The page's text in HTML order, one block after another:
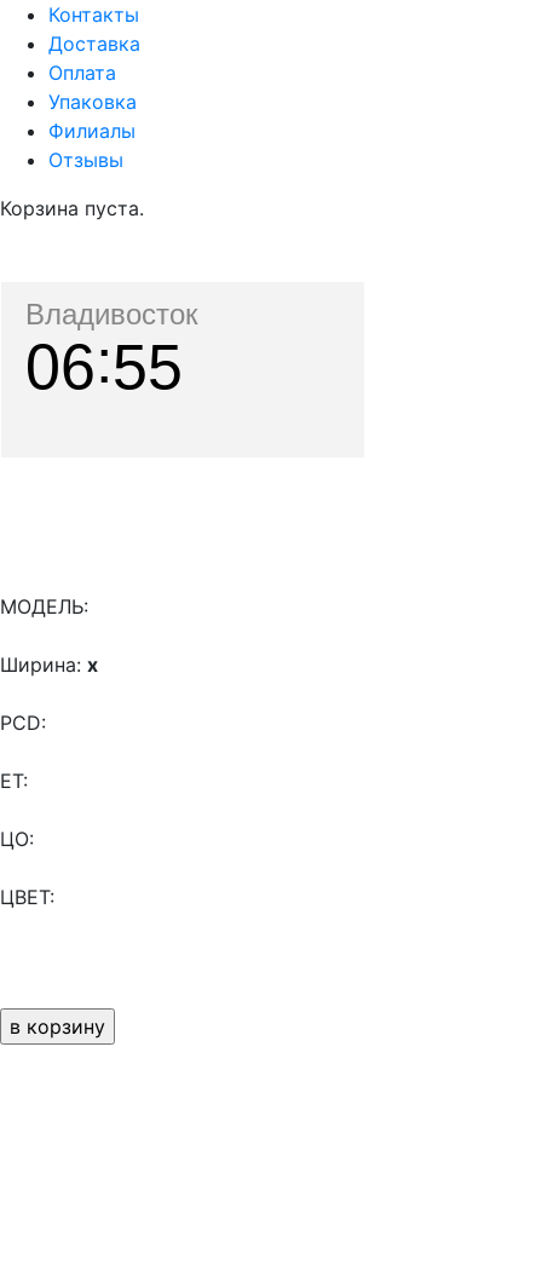
Контакты
Доставка
Оплата
Упаковка
Филиалы
Отзывы
Корзина пуста.
Владивосток
06 55
МОДЕЛЬ:
Ширина: x
PCD:
ET:
ЦО:
ЦВЕТ: